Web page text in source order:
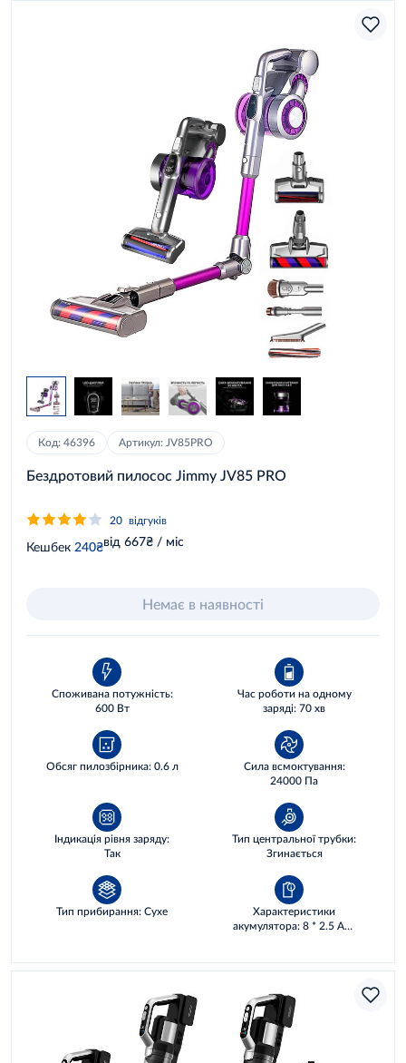
Код: 46396 Артикул: JV85PRO
Бездротовий пилосос Jimmy JV85 PRO
20 відгуків
Кешбек 240₴від 667₴ / міс
Немає в наявності
Споживана потужність:
600 Вт
Час роботи на одному
заряді: 70 хв
Обсяг пилозбірника: 0.6 л
Сила всмоктування:
24000 Па
Індикація рівня заряду:
Так
Тип центральної трубки:
Згинається
Тип прибирання: Сухе
Характеристики
акумулятора: 8 * 2.5 AH,